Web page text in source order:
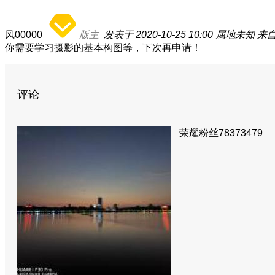
风00000 版主 发表于 2020-10-25 10:00 属地未知 来
你需要学习摄影的基本构图等，下次再申请！
评论
荣耀粉丝78373479